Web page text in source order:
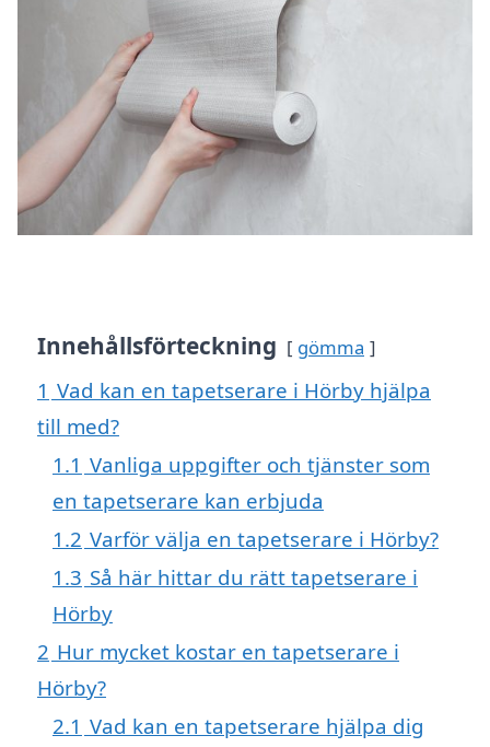
Innehållsförteckning gömma
1 Vad kan en tapetserare i Hörby hjälpa
till med?
1.1 Vanliga uppgifter och tjänster som
en tapetserare kan erbjuda
1.2 Varför välja en tapetserare i Hörby?
1.3 Så här hittar du rätt tapetserare i
Hörby
2 Hur mycket kostar en tapetserare i
Hörby?
2.1 Vad kan en tapetserare hjälpa dig